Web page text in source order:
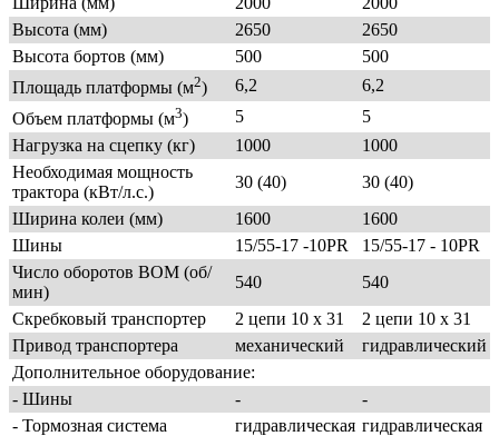
Высота (мм)
2650
2650
Высота бортов (мм)
500
500
Площадь платформы (м2) 6,2
6,2
Объем платформы (м3) 5
5
Нагрузка на сцепку (кг)
1000
1000
Необходимая мощность
трактора (кВт/л.с.)
30 (40)
30 (40)
Ширина колеи (мм)
1600
1600
Шины
15/55-17 -10PR
15/55-17 - 10PR
Число оборотов ВОМ (об/
мин)
540
540
Скребковый транспортер
2 цепи 10 x 31
2 цепи 10 x 31
Привод транспортера
механический
гидравлический
Дополнительное оборудование:
- Шины
-
-
- Тормозная система
гидравлическая гидравлическая